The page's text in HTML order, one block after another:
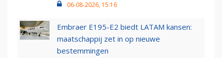
06-08-2026, 15:16
Embraer E195-E2 biedt LATAM kansen:
maatschappij zet in op nieuwe
bestemmingen